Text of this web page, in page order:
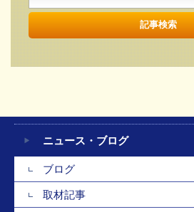
ニュース・ブログ
ブログ
取材記事